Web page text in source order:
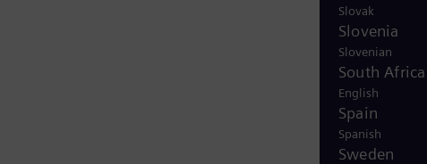
Slovak
Slovenia
Slovenian
South Africa
English
Spain
Spanish
Sweden